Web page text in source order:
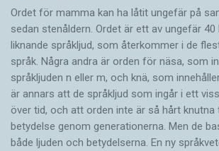
Ordet för mamma kan ha låtit ungefär på
sedan stenåldern. Ordet är ett av ungefär
liknande språkljud, som återkommer i de
språk. Några andra är orden för näsa, som
språkljuden n eller m, och knä, som
är annars att de språkljud som ingår i ett
över tid, och att orden inte är så hårt knutna
betydelse genom generationerna. Men de
både ljuden och betydelserna. En ny